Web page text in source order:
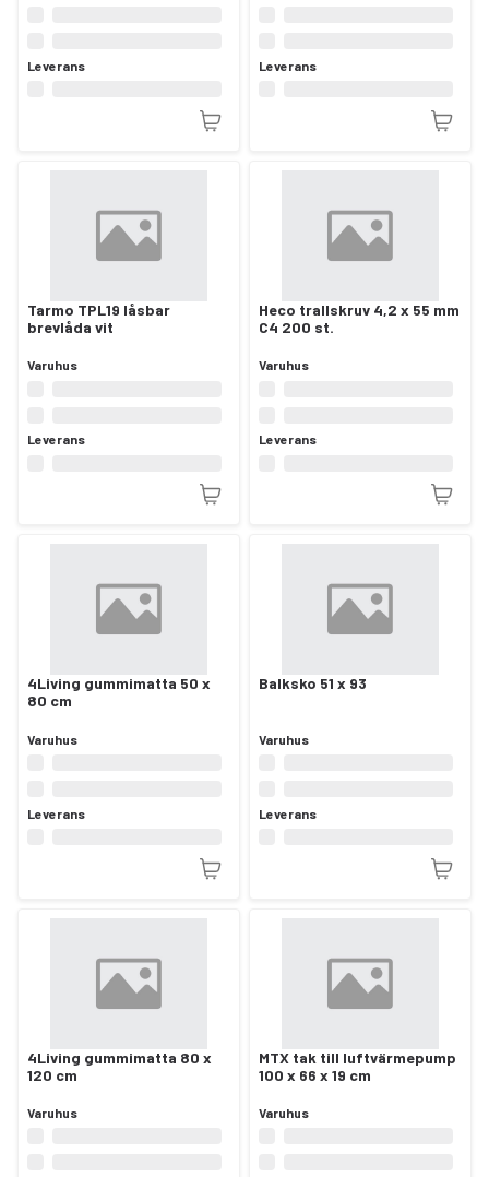
Leverans Leverans
Tarmo TPL19 låsbar
brevlåda vit
Varuhus
Leverans
Heco trallskruv 4,2 x 55 mm
C4 200 st.
Varuhus
Leverans
4Living gummimatta 50 x
80 cm
Varuhus
Leverans
Balksko 51 x 93
Varuhus
Leverans
4Living gummimatta 80 x
120 cm
Varuhus
MTX tak till luftvärmepump
100 x 66 x 19 cm
Varuhus